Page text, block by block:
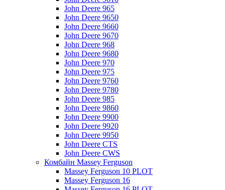
John Deere 965
John Deere 9650
John Deere 9660
John Deere 9670
John Deere 968
John Deere 9680
John Deere 970
John Deere 975
John Deere 9760
John Deere 9780
John Deere 985
John Deere 9860
John Deere 9900
John Deere 9920
John Deere 9950
John Deere CTS
John Deere CWS
Комбайн Massey Ferguson
Massey Ferguson 10 PLOT
Massey Ferguson 16